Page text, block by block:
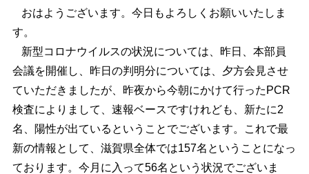
おはようございます。今日もよろしくお願いいたしま
す。
新型コロナウイルスの状況については、昨日、本部員
会議を開催し、昨日の判明分については、夕方会見させ
ていただきましたが、昨夜から今朝にかけて行ったPCR
検査によりまして、速報ベースですけれども、新たに2
名、陽性が出ているということでございます。これで最
新の情報として、滋賀県全体では157名ということになっ
ております。今月に入って56名という状況でございま